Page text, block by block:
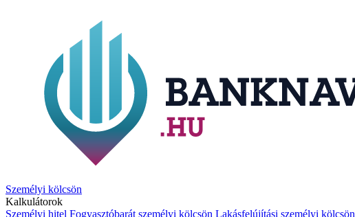
Személyi kölcsön
Kalkulátorok
Személyi hitel Fogyasztóbarát személyi kölcsön Lakásfelújítási személyi kölcsön